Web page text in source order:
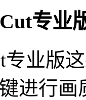
专业
专业版
进行